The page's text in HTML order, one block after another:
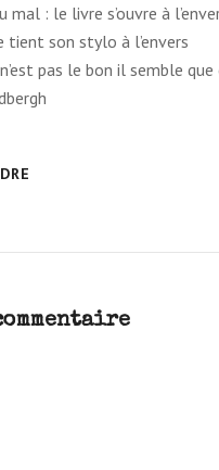
mal : le livre s’ouvre à
tient son stylo à l’envers
pas le bon il semble que